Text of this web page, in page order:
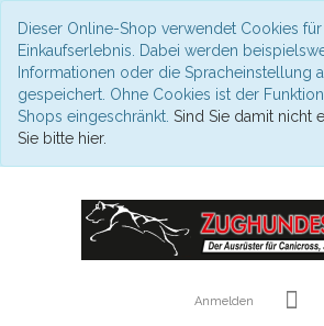
Dieser Online-Shop verwendet Cookies
Einkaufserlebnis. Dabei werden
Informationen oder die Spracheinstellung
gespeichert. Ohne Cookies ist der
Shops eingeschränkt. Sind Sie damit nicht
Sie bitte hier.
Anmelden